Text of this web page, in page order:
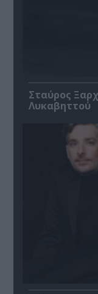
Σταύρος
Λυκαβηττού